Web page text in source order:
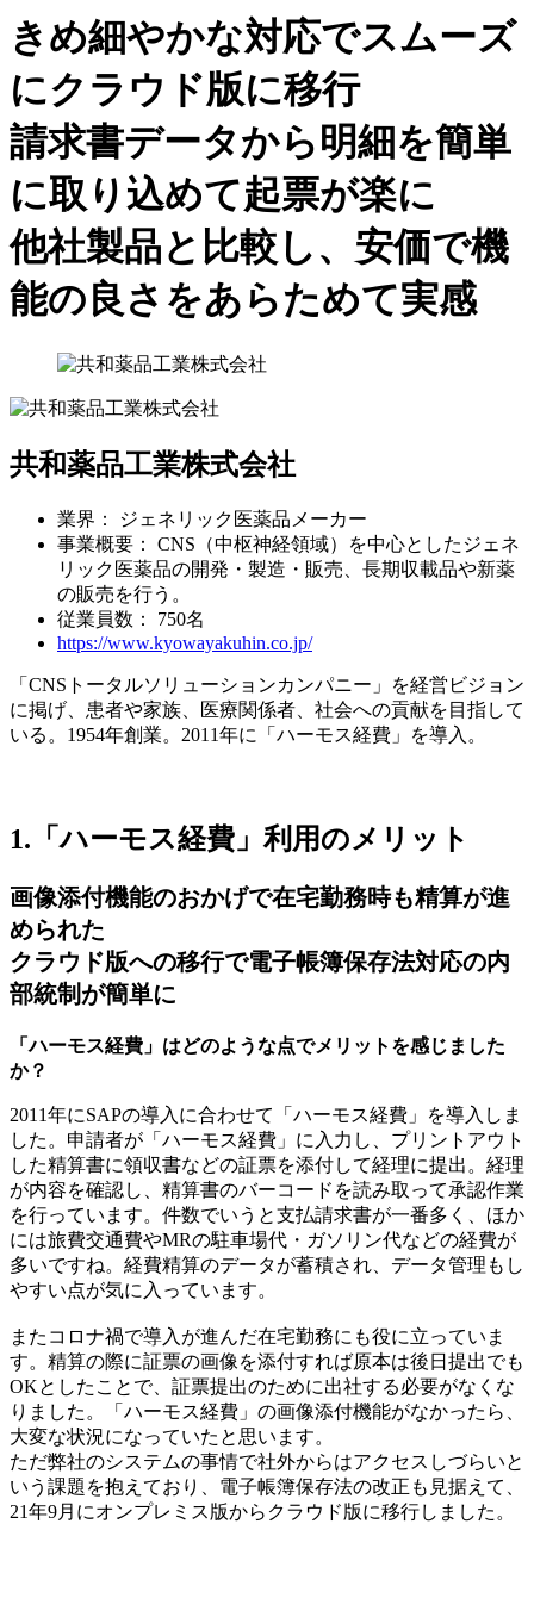
きめ細やかな対応でスムーズ
にクラウド版に移行
請求書データから明細を簡単
に取り込めて起票が楽に
他社製品と比較し、安価で機
能の良さをあらためて実感
共和薬品工業株式会社
業界： ジェネリック医薬品メーカー
事業概要： CNS（中枢神経領域）を中心としたジェネ
リック医薬品の開発・製造・販売、長期収載品や新薬
の販売を行う。
従業員数： 750名
https://www.kyowayakuhin.co.jp/
「CNSトータルソリューションカンパニー」を経営ビジョン
に掲げ、患者や家族、医療関係者、社会への貢献を目指して
いる。1954年創業。2011年に「ハーモス経費」を導入。
1.「ハーモス経費」利用のメリット
画像添付機能のおかげで在宅勤務時も精算が進
められた
クラウド版への移行で電子帳簿保存法対応の内
部統制が簡単に
「ハーモス経費」はどのような点でメリットを感じました
か？
2011年にSAPの導入に合わせて「ハーモス経費」を導入しま
した。申請者が「ハーモス経費」に入力し、プリントアウト
した精算書に領収書などの証票を添付して経理に提出。経理
が内容を確認し、精算書のバーコードを読み取って承認作業
を行っています。件数でいうと支払請求書が一番多く、ほか
には旅費交通費やMRの駐車場代・ガソリン代などの経費が
多いですね。経費精算のデータが蓄積され、データ管理もし
やすい点が気に入っています。
またコロナ禍で導入が進んだ在宅勤務にも役に立っていま
す。精算の際に証票の画像を添付すれば原本は後日提出でも
OKとしたことで、証票提出のために出社する必要がなくな
りました。「ハーモス経費」の画像添付機能がなかったら、
大変な状況になっていたと思います。
ただ弊社のシステムの事情で社外からはアクセスしづらいと
いう課題を抱えており、電子帳簿保存法の改正も見据えて、
21年9月にオンプレミス版からクラウド版に移行しました。